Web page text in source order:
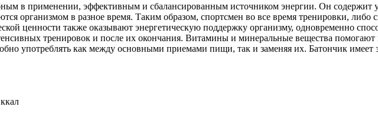
в применении, эффективным и сбалансированным источником энергии. Он содержит
организмом в разное время. Таким образом, спортсмен во все время тренировки, либо
ценности также оказывают энергетическую поддержку организму, одновременно
тренировок и после их окончания. Витамины и минеральные вещества помогают
употреблять как между основными приемами пищи, так и заменяя их. Батончик имеет